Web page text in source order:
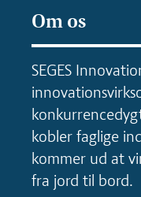
Om os
SEGES
kobler faglige
kommer ud at
fra jord til bord.